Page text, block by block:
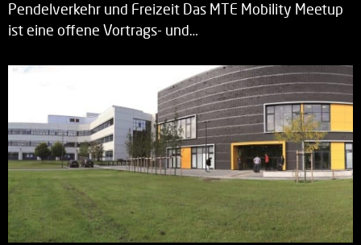
Pendelverkehr und Freizeit Das MTE Mobility Meetup
ist eine offene Vortrags- und…